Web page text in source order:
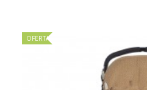
OFERTA